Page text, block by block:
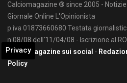
Calciomagazine ® since 2005 -
Giornale Online L'Opinionista
p.iva 01873660680 Testata
n.08/08 dell'11/04/08 - Iscrizione al
Calciomagazine sui social -
Policy
Privacy